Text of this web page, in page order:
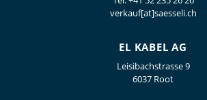
verkauf[at]saesseli.ch
EL KABEL AG
Leisibachstrasse 9
6037 Root